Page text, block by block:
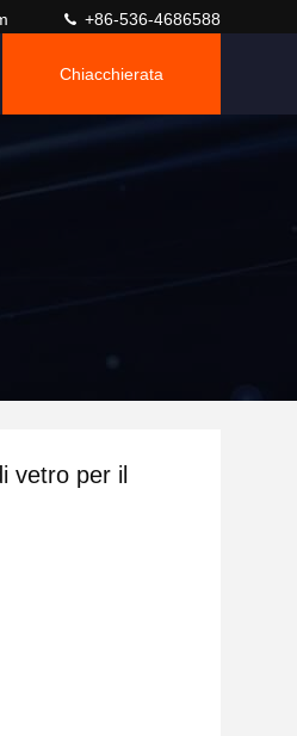
+86-536-4686588
Chiacchierata
vetro per il